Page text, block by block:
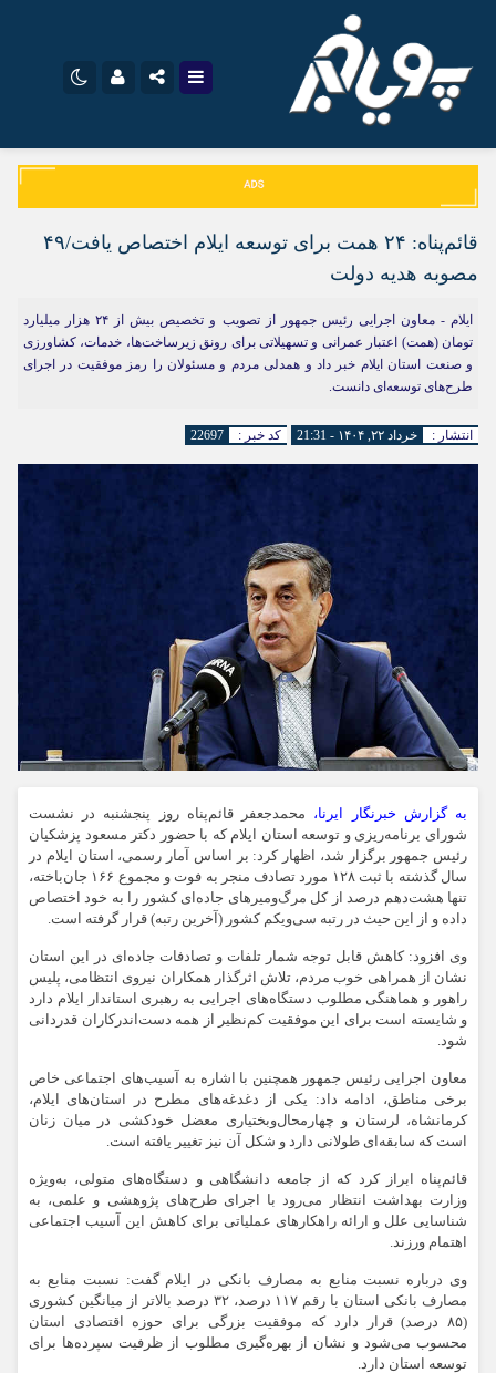
اینستاگرام تلگرام نام کاربری یا نشانی ایمیل
رمز عبور
مرا به خاطر بسپار
قائم‌پناه: ۲۴ همت برای توسعه ایلام اختصاص یافت/۴۹
مصوبه هدیه دولت
ایلام - معاون اجرایی رئیس جمهور از تصویب و تخصیص بیش از ۲۴ هزار میلیارد
تومان (همت) اعتبار عمرانی و تسهیلاتی برای رونق زیرساخت‌ها، خدمات، کشاورزی
و صنعت استان ایلام خبر داد و همدلی مردم و مسئولان را رمز موفقیت در اجرای
طرح‌های توسعه‌ای دانست.
انتشار : خرداد ۲۲, ۱۴۰۴ - 21:31 کد خبر : 22697
به گزارش خبرنگار ایرنا، محمدجعفر قائم‌پناه روز پنجشنبه در نشست
شورای برنامه‌ریزی و توسعه استان ایلام که با حضور دکتر مسعود پزشکیان
رئیس جمهور برگزار شد، اظهار کرد: بر اساس آمار رسمی، استان ایلام در
سال گذشته با ثبت ۱۲۸ مورد تصادف منجر به فوت و مجموع ۱۶۶ جان‌باخته،
تنها هشت‌دهم درصد از کل مرگ‌ومیرهای جاده‌ای کشور را به خود اختصاص
داده و از این حیث در رتبه سی‌ویکم کشور (آخرین رتبه) قرار گرفته است.
وی افزود: کاهش قابل توجه شمار تلفات و تصادفات جاده‌ای در این استان
نشان‌ از همراهی خوب مردم، تلاش اثرگذار همکاران نیروی انتظامی، پلیس
راهور و هماهنگی مطلوب دستگاه‌های اجرایی به رهبری استاندار ایلام دارد
و شایسته است برای این موفقیت کم‌نظیر از همه دست‌اندرکاران قدردانی
شود.
معاون اجرایی رئیس جمهور همچنین با اشاره به آسیب‌های اجتماعی خاص
برخی مناطق، ادامه داد: یکی از دغدغه‌های مطرح در استان‌های ایلام،
کرمانشاه، لرستان و چهارمحال‌وبختیاری معضل خودکشی در میان زنان
است که سابقه‌ای طولانی دارد و شکل آن نیز تغییر یافته است.
قائم‌پناه ابراز کرد که از جامعه دانشگاهی و دستگاه‌های متولی، به‌ویژه
وزارت بهداشت انتظار می‌رود با اجرای طرح‌های پژوهشی و علمی، به
شناسایی علل و ارائه راهکارهای عملیاتی برای کاهش این آسیب اجتماعی
اهتمام ورزند.
وی درباره نسبت منابع به مصارف بانکی در ایلام گفت: نسبت منابع به
مصارف بانکی استان با رقم ۱۱۷ درصد، ۳۲ درصد بالاتر از میانگین کشوری
(۸۵ درصد) قرار دارد که موفقیت بزرگی برای حوزه اقتصادی استان
محسوب می‌شود و نشان از بهره‌گیری مطلوب از ظرفیت سپرده‌ها برای
توسعه استان دارد.